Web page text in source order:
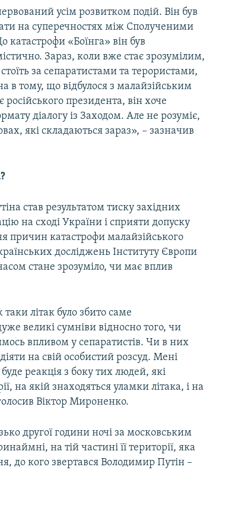
усім розвитком подій. Він був
на суперечностях між Сполученими
«Боїнга» він був
Зараз, коли вже стає зрозумілим,
за сепаратистами та терористами,
в тому, що відбулося з малайзійським
президента, він хоче
діалогу із Заходом. Але не розуміє,
які складаються зараз», – зазначив
став результатом тиску західних
на сході України і сприяти допуску
причин катастрофи малайзійського
досліджень Інституту Європи
стане зрозуміло, чи має вплив
літак було збито саме
великі сумніви відносно того, чи
впливом у сепаратистів. Чи в них
на свій особистий розсуд. Мені
реакція з боку тих людей, які
на якій знаходяться уламки літака, і на
Віктор Мироненко.
другої години ночі за московським
на тій частині її території, яка
до кого звертався Володимир Путін –